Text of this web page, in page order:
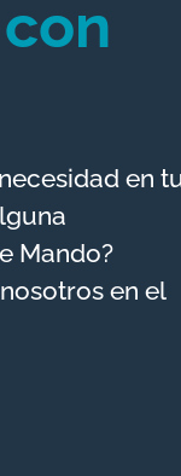
en
Mando?
en el